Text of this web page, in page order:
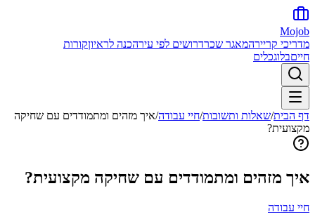
Mojob
מדריכי קריירהמאגר שכרדרושים לפי עירהכנה לראיוןקורות
חייםבלוגכלים
דף הבית/שאלות ותשובות/חיי עבודה/איך מזהים ומתמודדים עם שחיקה
מקצועית?
איך מזהים ומתמודדים עם שחיקה מקצועית?
חיי עבודה